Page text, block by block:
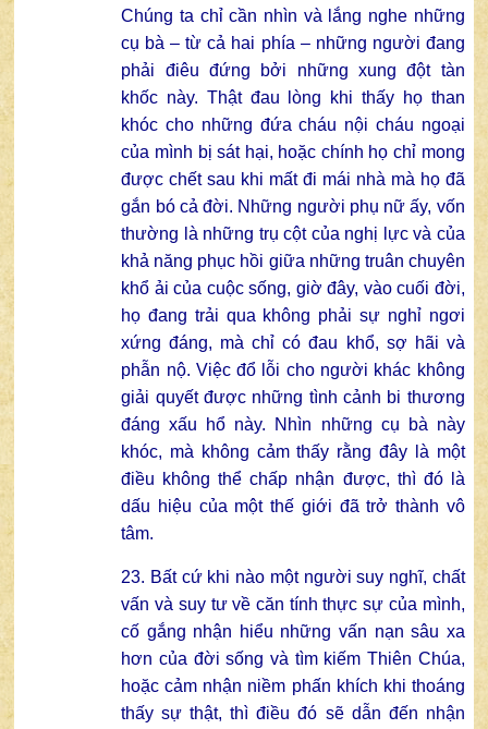
Chúng ta chỉ cần nhìn và lắng nghe những
cụ bà – từ cả hai phía – những người đang
phải điêu đứng bởi những xung đột tàn
khốc này. Thật đau lòng khi thấy họ than
khóc cho những đứa cháu nội cháu ngoại
của mình bị sát hại, hoặc chính họ chỉ mong
được chết sau khi mất đi mái nhà mà họ đã
gắn bó cả đời. Những người phụ nữ ấy, vốn
thường là những trụ cột của nghị lực và của
khả năng phục hồi giữa những truân chuyên
khổ ải của cuộc sống, giờ đây, vào cuối đời,
họ đang trải qua không phải sự nghỉ ngơi
xứng đáng, mà chỉ có đau khổ, sợ hãi và
phẫn nộ. Việc đổ lỗi cho người khác không
giải quyết được những tình cảnh bi thương
đáng xấu hổ này. Nhìn những cụ bà này
khóc, mà không cảm thấy rằng đây là một
điều không thể chấp nhận được, thì đó là
dấu hiệu của một thế giới đã trở thành vô
tâm.
23. Bất cứ khi nào một người suy nghĩ, chất
vấn và suy tư về căn tính thực sự của mình,
cố gắng nhận hiểu những vấn nạn sâu xa
hơn của đời sống và tìm kiếm Thiên Chúa,
hoặc cảm nhận niềm phấn khích khi thoáng
thấy sự thật, thì điều đó sẽ dẫn đến nhận